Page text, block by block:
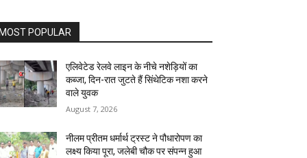
MOST POPULAR
एलिवेटेड रेलवे लाइन के नीचे नशेड़ियों का
कब्जा, दिन-रात जुटते हैं सिंथेटिक नशा करने
वाले युवक
August 7, 2026
नीलम प्रीतम धर्मार्थ ट्रस्ट ने पौधारोपण का
लक्ष्य किया पूरा, जलेबी चौक पर संपन्न हुआ